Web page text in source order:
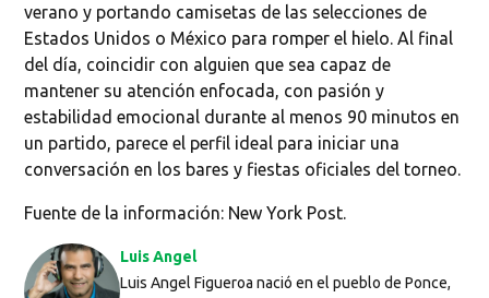
verano y portando camisetas de las selecciones de
Estados Unidos o México para romper el hielo. Al final
del día, coincidir con alguien que sea capaz de
mantener su atención enfocada, con pasión y
estabilidad emocional durante al menos 90 minutos en
un partido, parece el perfil ideal para iniciar una
conversación en los bares y fiestas oficiales del torneo.
Fuente de la información: New York Post.
Luis Angel
Luis Angel Figueroa nació en el pueblo de Ponce,